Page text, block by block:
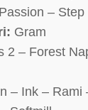
– Step
Gram
2 – Forest
– Ink – Rami